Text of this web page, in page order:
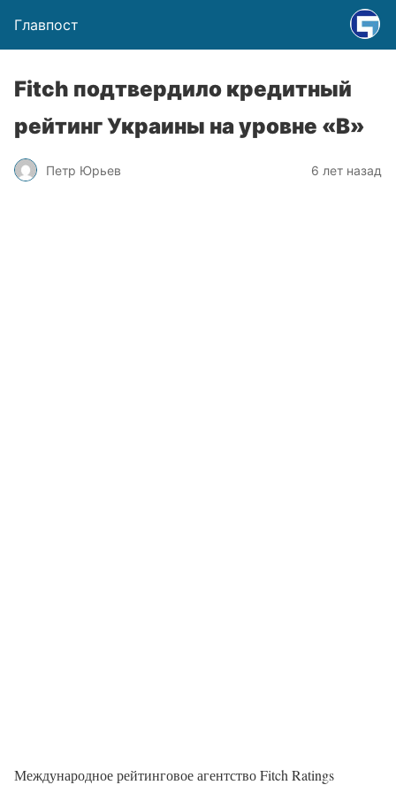
Главпост
Fitch подтвердило кредитный
рейтинг Украины на уровне «B»
Петр Юрьев 6 лет назад
Международное рейтинговое агентство Fitch Ratings